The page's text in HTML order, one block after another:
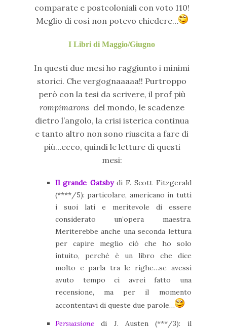
comparate e postcoloniali con voto 110!
Meglio di così non potevo chiedere…
I Libri di Maggio/Giugno
In questi due mesi ho raggiunto i minimi
storici. Che vergognaaaaa!! Purtroppo
però con la tesi da scrivere, il prof più
rompimarons del mondo, le scadenze
dietro l’angolo, la crisi isterica continua
e tanto altro non sono riuscita a fare di
più…ecco, quindi le letture di questi
mesi:
Il grande Gatsbydi F. Scott Fitzgerald
(****/5): particolare, americano in tutti
i suoi lati e meritevole di essere
considerato un’opera maestra.
Meriterebbe anche una seconda lettura
per capire meglio ciò che ho solo
intuito, perchè è un libro che dice
molto e parla tra le righe…se avessi
avuto tempo ci avrei fatto una
recensione, ma per il momento
accontentavi di queste due parole…
Persuasionedi J. Austen (***/3): il